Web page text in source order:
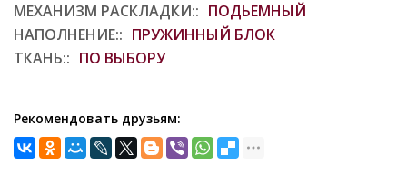
МЕХАНИЗМ РАСКЛАДКИ:: ПОДЬЕМНЫЙ
НАПОЛНЕНИЕ:: ПРУЖИННЫЙ БЛОК
ТКАНЬ:: ПО ВЫБОРУ
Рекомендовать друзьям: